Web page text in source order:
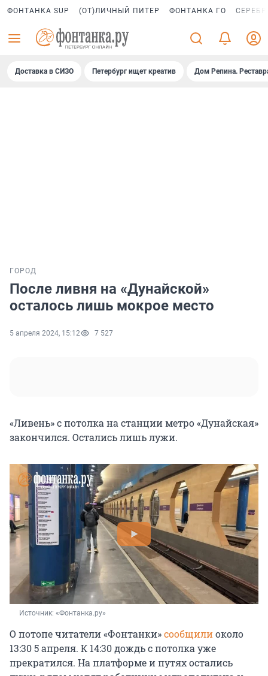
ФОНТАНКА SUP (ОТ)ЛИЧНЫЙ ПИТЕР ФОНТАНКА ГО
Доставка в СИЗО Петербург ищет креатив Дом Репина.
ГОРОД
После ливня на «Дунайской»
осталось лишь мокрое место
5 апреля 2024, 15:12 7 527
«Ливень» с потолка на станции метро «Дунайская»
закончился. Остались лишь лужи.
Источник: «Фонтанка.ру»
О потопе читатели «Фонтанки»сообщилиоколо
13:30 5 апреля. К 14:30 дождь с потолка уже
прекратился. На платформе и путях остались